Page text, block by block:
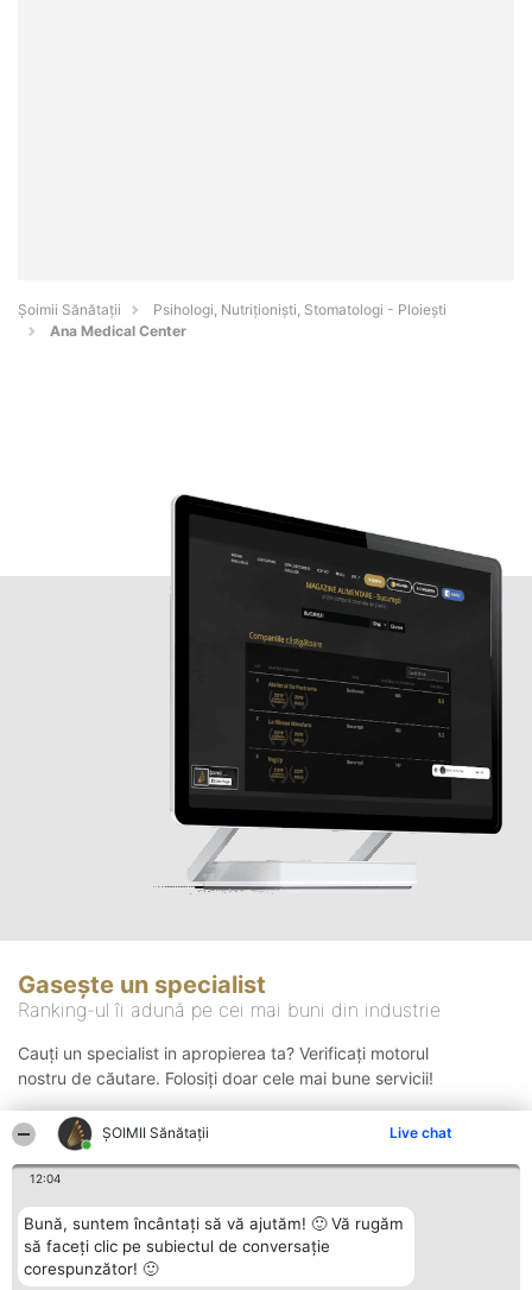
ŞOIMII Sănătații Live chat
12:04
Bună, suntem încântați să vă ajutăm! 🙂 Vă rugăm
să faceți clic pe subiectul de conversație
corespunzător! 🙂
Şoimii Sănătații
Psihologi, Nutriționiști, Stomatologi - Ploieşti
Ana Medical Center
Gasește un specialist
Ranking-ul îi adună pe cei mai buni din industrie
Cauți un specialist in apropierea ta? Verificați motorul
nostru de căutare. Folosiți doar cele mai bune servicii!